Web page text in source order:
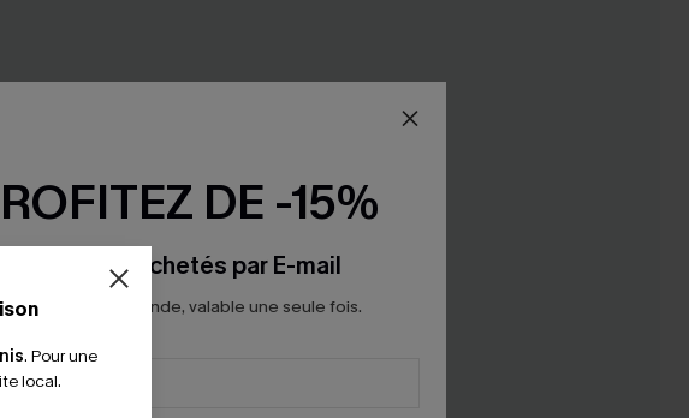
. Pour une
local.
DE -15%
-15% dès 2 Achetés par E-mail
code par commande, valable une seule fois.